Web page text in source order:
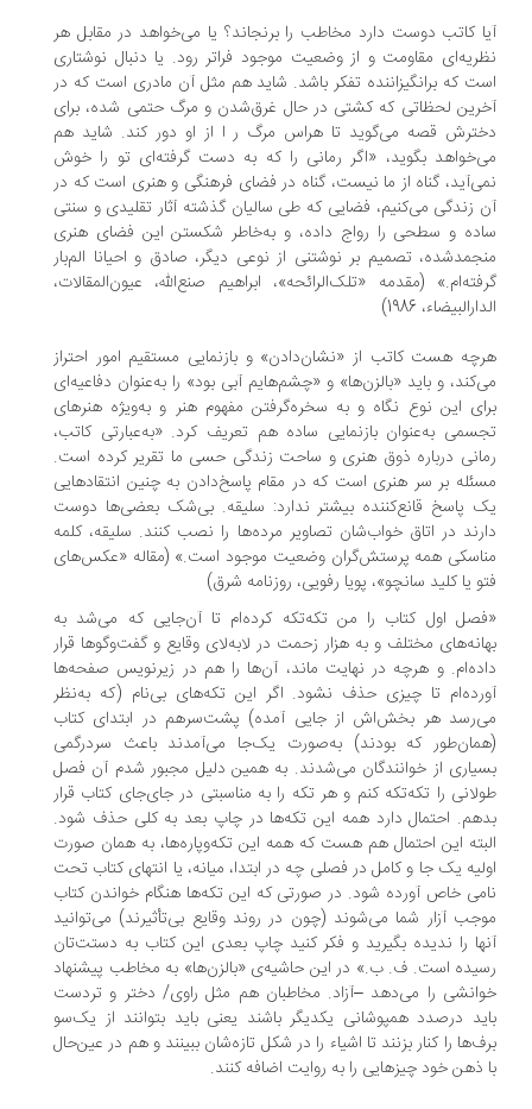
کاتب دوست دارد مخاطب را برنجاند؟ یا می‌خواهد در مقابل هر
مقاومت و از وضعیت موجود فراتر رود. یا دنبال نوشتاری
که برانگیزاننده تفکر باشد. شاید هم مثل آن مادری است که در
لحظاتی که کشتی در حال غرق‌شدن و مرگ حتمی شده، برای
قصه می‌گوید تا هراس مرگ ر ا از او دور کند. شاید هم
بگوید، «اگر رمانی را که به دست گرفته‌ای تو را خوش
گناه از ما نیست، گناه در فضای فرهنگی و هنری است که در
زندگی می‌کنیم، فضایی که طی سالیان گذشته آثار تقلیدی و سنتی
و سطحی را رواج داده، و به‌خاطر شکستن این فضای هنری
تصمیم بر نوشتنی از نوعی دیگر، صادق و احیانا الم‌بار
(مقدمه «تلک‌الرائحه»، ابراهیم صنع‌الله، عیون‌المقالات،
1986)
هست کاتب از «نشان‌دادن» و بازنمایی مستقیم امور احتراز
و باید «بالزن‌ها» و «چشم‌هایم آبی بود» را به‌عنوان دفاعیه‌ای
این نوع نگاه و به سخره‌گرفتن مفهوم هنر و به‌ویژه هنرهای
به‌عنوان بازنمایی ساده هم تعریف کرد. «به‌عبارتی کاتب،
درباره ذوق هنری و ساحت زندگی حسی ما تقریر کرده است.
بر سر هنری است که در مقام پاسخ‌دادن به چنین انتقاد‌هایی
پاسخ قانع‌کننده بیشتر ندارد: سلیقه. بی‌شک بعضی‌ها دوست
در اتاق خواب‌شان تصاویر مرده‌ها را نصب کنند. سلیقه، کلمه
همه پرستش‌گران وضعیت موجود است.» (مقاله «عکس‌های
یا کلید سانچو»، پویا رفویی، روزنامه شرق)
اول کتاب را من تکه‌تکه کرده‌ام تا آن‌جایی که می‌شد به
مختلف و به هزار زحمت در لابه‌لای وقایع و گفت‌وگو‌ها قرار
و هرچه در نهایت ماند، آ‌ن‌ها را هم در زیرنویس صفحه‌ها
تا چیزی حذف نشود. اگر این تکه‌های بی‌نام (که به‌نظر
هر بخش‌اش از جایی آمده) پشت‌سرهم در ابتدای کتاب
که بودند) به‌صورت یک‌جا می‌آمدند باعث سردرگمی
از خوانندگان می‌شدند. به همین دلیل مجبور شدم آن فصل
را تکه‌تکه کنم و هر تکه را به مناسبتی در جای‌جای کتاب قرار
احتمال دارد همه این تکه‌ها در چاپ بعد به کلی حذف شود.
این احتمال هم هست که همه این تکه‌و‌پاره‌ها، به همان صورت
یک جا و کامل در فصلی چه در ابتدا، ‌میانه، یا انتهای کتاب تحت
خاص آورده شود. در صورتی که این تکه‌ها هنگام خواندن کتاب
آزار شما می‌شوند (چون در روند وقایع بی‌تأثیرند) می‌توانید
را ندیده بگیرید و فکر کنید چاپ بعدی این کتاب به دستت‌تان
است. ف. ب.» در این حاشیه‌ی «بالزن‌ها» به مخاطب پیشنهاد
را می‌دهد –آزاد. مخاطبان هم مثل راوی/ دختر و تردست
درصدد همپوشانی یکدیگر باشند یعنی باید بتوانند از یک‌سو
را کنار بزنند تا اشیاء را در شکل تازه‌شان ببینند و هم در عین‌حال
ذهن خود چیزهایی را به روایت اضافه کنند.